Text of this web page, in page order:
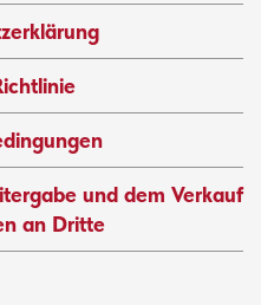
und dem Verkauf
an Dritte